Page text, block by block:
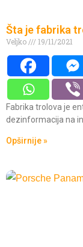
Šta je fabrika
Veljko 19/11/2021
Fabrika trolova je
dezinformacija na
Opširnije »